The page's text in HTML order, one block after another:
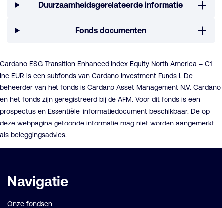
Duurzaamheidsgerelateerde informatie
Fonds documenten
Cardano ESG Transition Enhanced Index Equity North America – C1
Inc EUR is een subfonds van Cardano Investment Funds I. De
beheerder van het fonds is Cardano Asset Management N.V. Cardano
en het fonds zijn geregistreerd bij de AFM. Voor dit fonds is een
prospectus en Essentiële-informatiedocument beschikbaar. De op
deze webpagina getoonde informatie mag niet worden aangemerkt
als beleggingsadvies.
Belangrijke
links
Navigatie
Onze fondsen